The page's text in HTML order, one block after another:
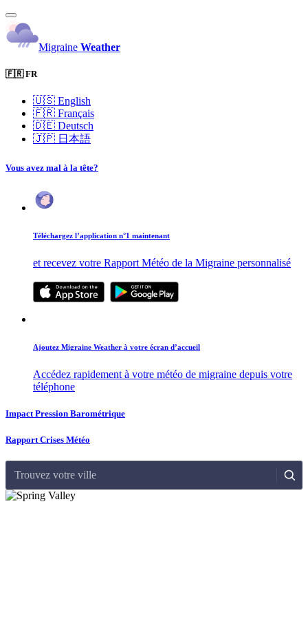
Migraine Weather
🇫🇷 FR
🇺🇸 English
🇫🇷 Français
🇩🇪 Deutsch
🇯🇵 日本語
Vous avez mal à la tête?
Téléchargez l’application n°1 maintenant
et recevez votre Rapport Météo de la Migraine personnalisé
Ajoutez Migraine Weather à votre écran d’accueil
Accédez rapidement à votre météo de migraine depuis votre
téléphone
Impact Pression Barométrique
Rapport Crises Météo
Trouvez votre ville